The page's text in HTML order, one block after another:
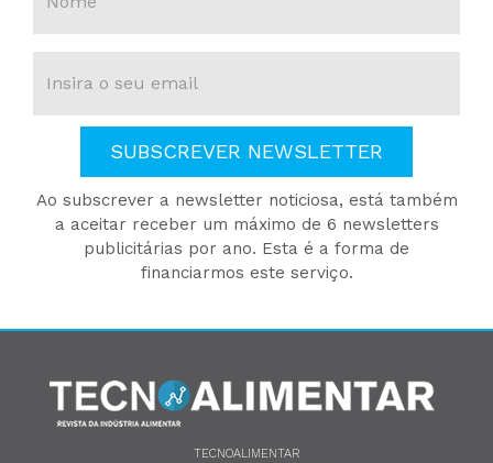
SUBSCREVER NEWSLETTER
Ao subscrever a newsletter noticiosa, está também
a aceitar receber um máximo de 6 newsletters
publicitárias por ano. Esta é a forma de
financiarmos este serviço.
TECNOALIMENTAR